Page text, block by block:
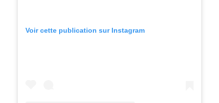
Voir cette publication sur Instagram